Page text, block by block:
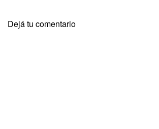
Dejá tu comentario